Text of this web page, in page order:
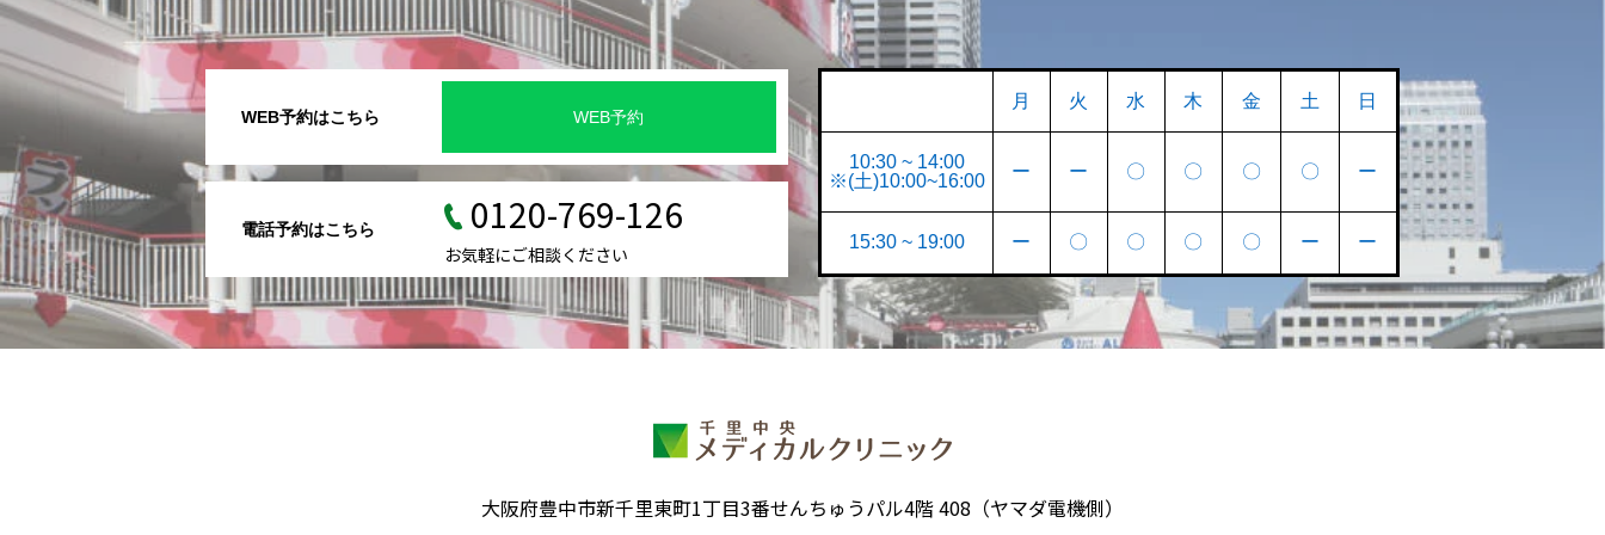
WEB予約はこちら WEB予約
電話予約はこちら 0120-769-126
お気軽にご相談ください
月 火 水 木 金 土 日
10:30 ~ 14:00
※(土)10:00~16:00
ー ー 〇 〇 〇 〇 ー
15:30 ~ 19:00 ー 〇 〇 〇 〇 ー ー
大阪府豊中市新千里東町1丁目3番せんちゅうパル4階 408（ヤマダ電機側）